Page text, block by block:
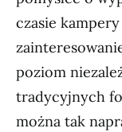
czasie
poziom
tradycyjnych
można tak